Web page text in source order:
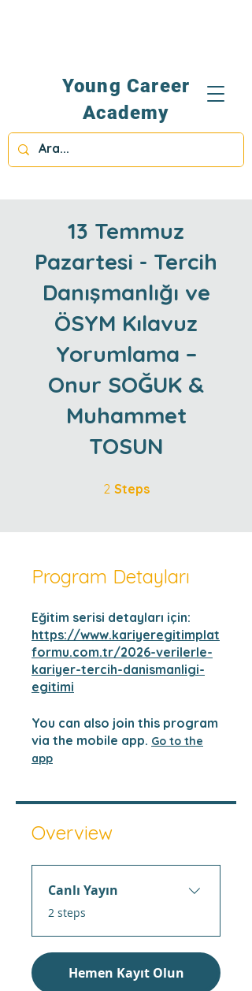
Young Career
Academy
13 Temmuz
Pazartesi - Tercih
Danışmanlığı ve
ÖSYM Kılavuz
Yorumlama –
Onur SOĞUK &
Muhammet
TOSUN
2 Steps
Program Detayları
Eğitim serisi detayları için:
https://www.kariyeregitimplat
formu.com.tr/2026-verilerle-
kariyer-tercih-danismanligi-
egitimi
You can also join this program
via the mobile app. Go to the
app
Overview
Canlı Yayın
.
2 steps
Hemen Kayıt Olun